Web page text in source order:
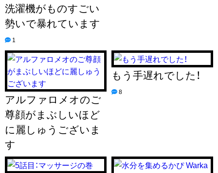
洗濯機がものすごい
勢いで暴れています
1
アルファロメオのご
尊顔がまぶしいほど
に麗しゅうございま
す
もう手遅れでした！
8